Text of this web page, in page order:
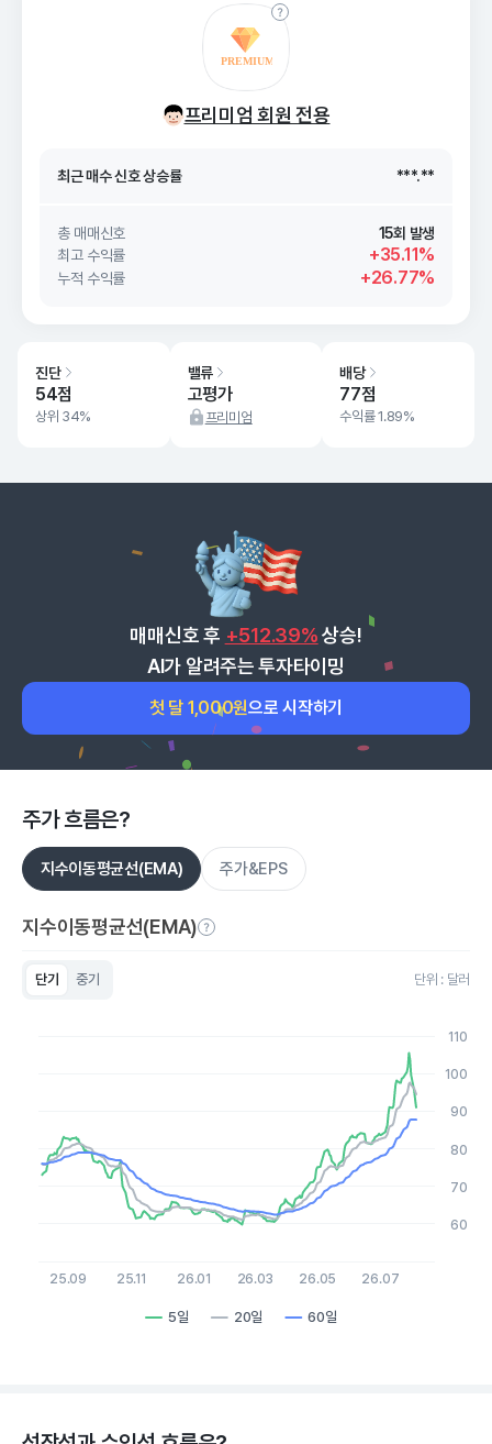
프리미엄 회원 전용
26. 08/07
최근 매수 신호 상승률 ***.**
최근 매수 신호 ***.**
총 매매신호
15회 발생
최고 수익률
+35.11%
누적 수익률 +26.77%
진단
54점
상위 34%
밸류
고평가
프리미엄
배당
77점
수익률 1.89%
매매신호 후 +512.39% 상승!
AI가 알려주는 투자타이밍
첫 달 1,000원으로 시작하기
주가 흐름은?
지수이동평균선(EMA) 주가&EPS
지수이동평균선(EMA)
단기 중기 단위 : 달러
The chart has 1 X axis displaying Time. Data ranges from
The chart has 1 Y axis displaying values. Data ranges from
5일 20일 60일
25.09 25.11 26.01 26.03 26.05 26.07
60
70
80
90
100
110